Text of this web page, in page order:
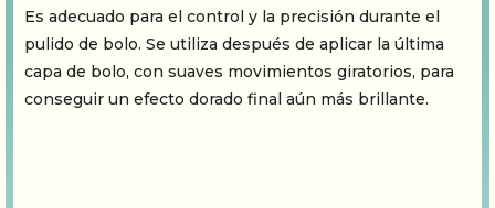
Es adecuado para el control y la precisión durante el
pulido de bolo. Se utiliza después de aplicar la última
capa de bolo, con suaves movimientos giratorios, para
conseguir un efecto dorado final aún más brillante.